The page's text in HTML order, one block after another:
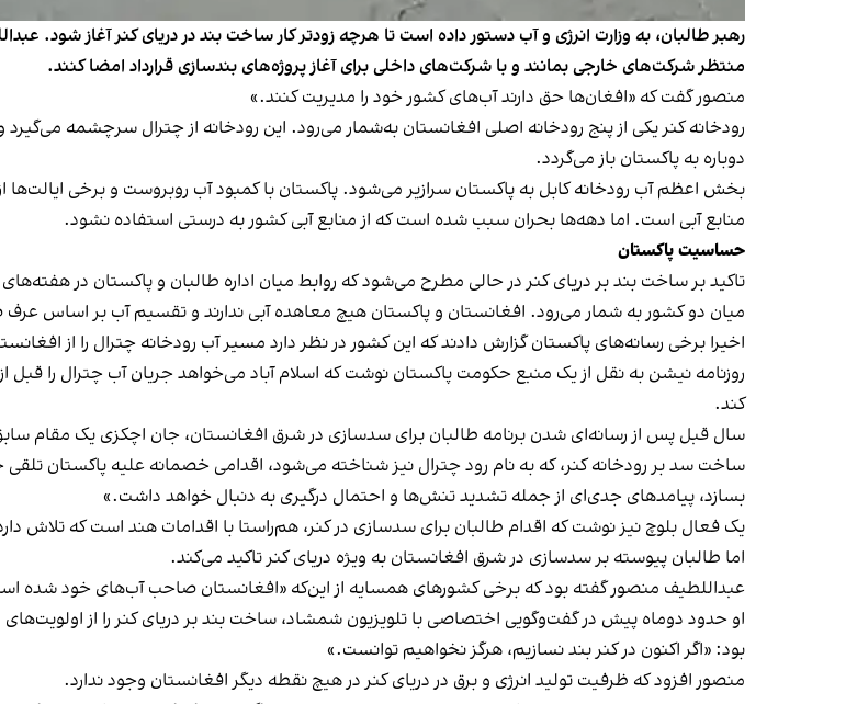
رهبر طالبان، به وزارت انرژی و آب دستور داده است تا هرچه زودتر کار ساخت بند در دریای کنر آغاز شود.
منتظر شرکت‌های خارجی بمانند و با شرکت‌های داخلی برای آغاز پروژه‌های بندسازی قرارداد امضا کنند.
منصور گفت که «افغان‌ها حق دارند آب‌های کشور خود را مدیریت کنند.»
دوباره به پاکستان باز می‌گردد.
بخش اعظم آب رودخانه کابل به پاکستان سرازیر می‌شود. پاکستان با کمبود آب روبروست و برخی ایالت‌ها
منابع آبی است. اما دهه‌ها بحران سبب شده است که از منابع آبی کشور به درستی استفاده نشود.
حساسیت پاکستان
تاکید بر ساخت بند بر دریای کنر در حالی مطرح می‌شود که روابط میان اداره طالبان و پاکستان در
میان دو کشور به شمار می‌رود. افغانستان و پاکستان هیچ معاهده آبی ندارند و تقسیم آب بر اساس
اخیرا برخی رسانه‌های پاکستان گزارش دادند که این کشور در نظر دارد مسیر آب رودخانه چترال را از
روزنامه نیشن به نقل از یک منبع حکومت پاکستان نوشت که اسلام آباد می‌خواهد جریان آب چترال را قبل
کند.
سال قبل پس از رسانه‌ای شدن برنامه طالبان برای سدسازی در شرق افغانستان، جان اچکزی یک مقام
ساخت سد بر رودخانه کنر، که به نام رود چترال نیز شناخته می‌شود، اقدامی خصمانه علیه پاکستان
بسازد، پیامدهای جدی‌ای از جمله تشدید تنش‌ها و احتمال درگیری به دنبال خواهد داشت.»
یک فعال بلوچ نیز نوشت که اقدام طالبان برای سدسازی در کنر، هم‌راستا با اقدامات هند است که تلاش
اما طالبان پیوسته بر سدسازی در شرق افغانستان به ویژه دریای کنر تاکید می‌کند.
عبداللطیف منصور گفته بود که برخی کشورهای همسایه از این‌که «افغانستان صاحب آب‌های خود شده
او حدود دوماه پیش در گفت‌وگویی اختصاصی با تلویزیون شمشاد، ساخت بند بر دریای کنر را از
بود: «اگر اکنون در کنر بند نسازیم، هرگز نخواهیم توانست.»
منصور افزود که ظرفیت تولید انرژی و برق در دریای کنر در هیچ نقطه دیگر افغانستان وجود ندارد.